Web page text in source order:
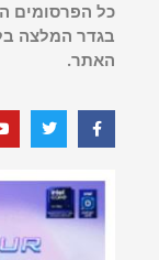
כל הפרסומים
בגדר המלצה
האתר.